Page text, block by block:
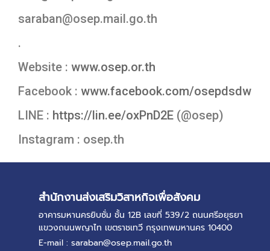
saraban@osep.mail.go.th
.
Website : www.osep.or.th
Facebook : www.facebook.com/osepdsdw
LINE : https://lin.ee/oxPnD2E (@osep)
Instagram : osep.th
สำนักงานส่งเสริมวิสาหกิจเพื่อสังคม
อาคารมหานครยิบซั่ม ชั้น 12B เลขที่ 539/2 ถนนศรีอยุธยา
แขวงถนนพญาไท เขตราชเทวี กรุงเทพมหานคร 10400
E-mail : saraban@osep.mail.go.th